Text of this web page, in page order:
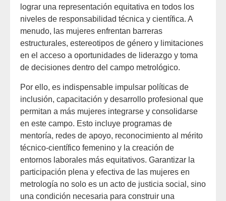
lograr una representación equitativa en todos los
niveles de responsabilidad técnica y científica. A
menudo, las mujeres enfrentan barreras
estructurales, estereotipos de género y limitaciones
en el acceso a oportunidades de liderazgo y toma
de decisiones dentro del campo metrológico.
Por ello, es indispensable impulsar políticas de
inclusión, capacitación y desarrollo profesional que
permitan a más mujeres integrarse y consolidarse
en este campo. Esto incluye programas de
mentoría, redes de apoyo, reconocimiento al mérito
técnico-científico femenino y la creación de
entornos laborales más equitativos. Garantizar la
participación plena y efectiva de las mujeres en
metrología no solo es un acto de justicia social, sino
una condición necesaria para construir una